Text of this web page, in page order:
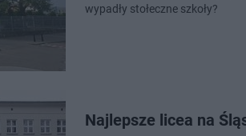
wypadły stołeczne szkoły?
Najlepsze licea na